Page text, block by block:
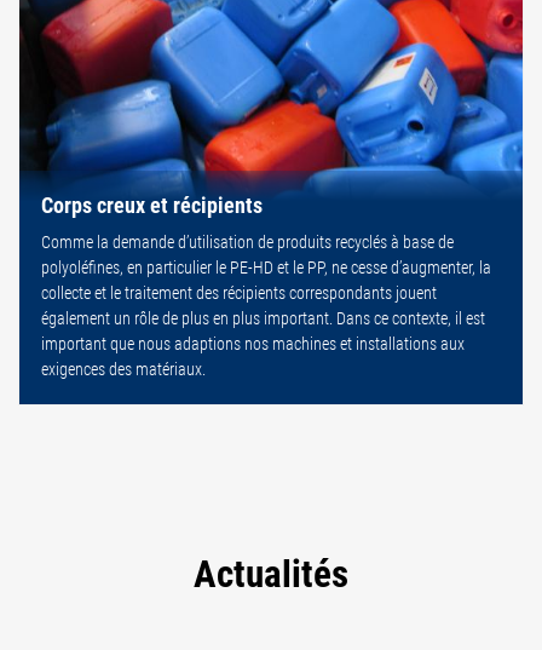
Corps creux et récipients
Comme la demande d’utilisation de produits recyclés à base de
polyoléfines, en particulier le PE-HD et le PP, ne cesse d’augmenter, la
collecte et le traitement des récipients correspondants jouent
également un rôle de plus en plus important. Dans ce contexte, il est
important que nous adaptions nos machines et installations aux
exigences des matériaux.
Actualités